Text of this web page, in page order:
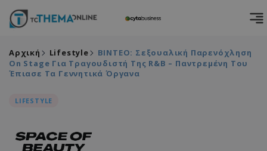
Αρχική Lifestyle
BINTEO: Σεξουαλική Παρενόχληση
On Stage Για Τραγουδιστή Της R&B – Παντρεμένη Του
Έπιασε Τα Γεννητικά Όργανα
LIFESTYLE